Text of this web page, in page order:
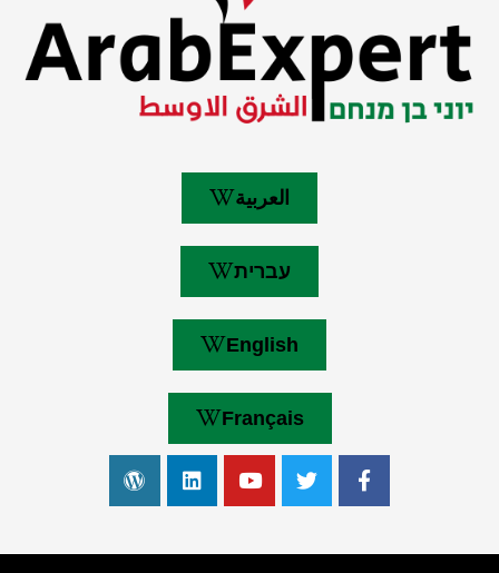
العربية
עברית
English
Français